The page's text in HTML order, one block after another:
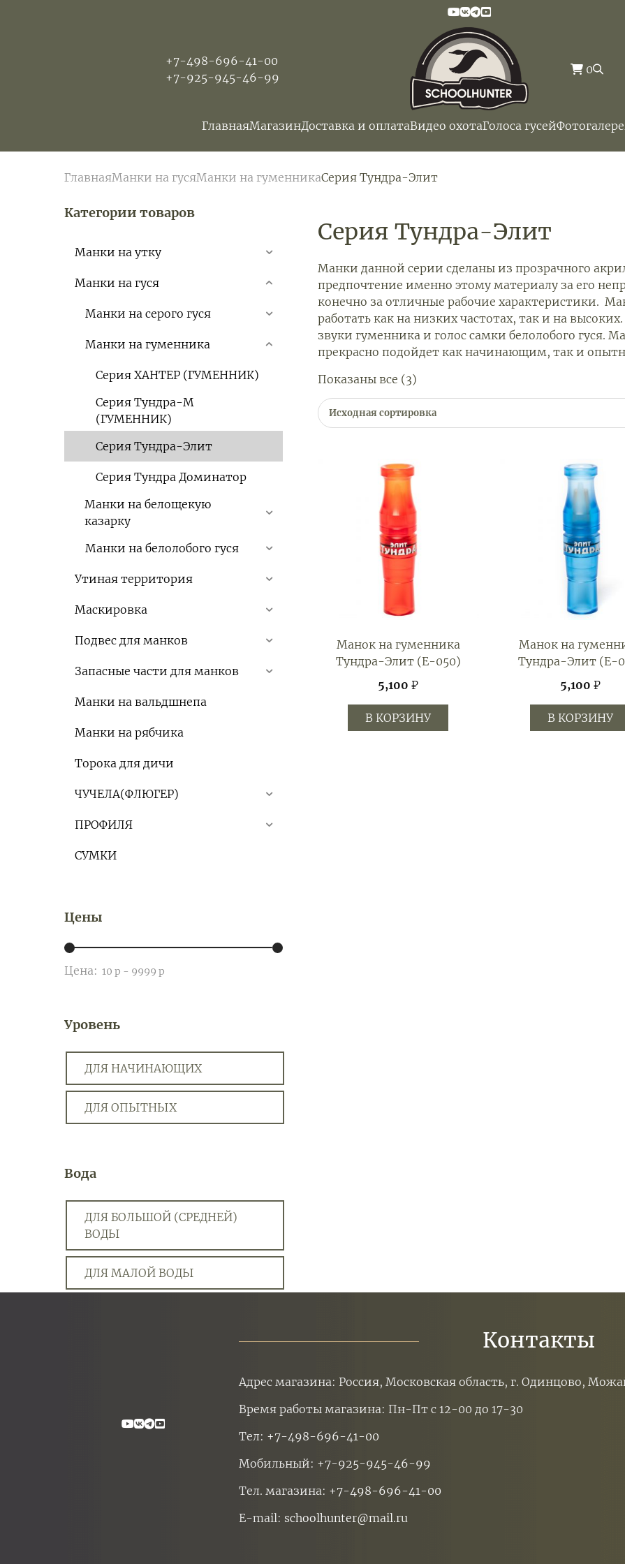
+7-498-696-41-00
+7-925-945-46-99
0
ГлавнаяМагазинДоставка и оплатаВидео охотаГолоса гусей
ГлавнаяМанки на гусяМанки на гуменникаСерия Тундра-Элит
Категории товаров
Манки на утку
Манки на гуся
Манки на серого гуся
Манки на гуменника
Серия ХАНТЕР (ГУМЕННИК)
Серия Тундра-М
(ГУМЕННИК)
Серия Тундра-Элит
Серия Тундра Доминатор
Манки на белощекую
казарку
Манки на белолобого гуся
Утиная территория
Маскировка
Подвес для манков
Запасные части для манков
Манки на вальдшнепа
Манки на рябчика
Торока для дичи
ЧУЧЕЛА(ФЛЮГЕР)
ПРОФИЛЯ
СУМКИ
Цены
Цена:
Уровень
ДЛЯ НАЧИНАЮЩИХ
ДЛЯ ОПЫТНЫХ
Вода
ДЛЯ БОЛЬШОЙ (СРЕДНЕЙ)
ВОДЫ
ДЛЯ МАЛОЙ ВОДЫ
Серия Тундра-Элит
Манки данной серии сделаны из прозрачного
предпочтение именно этому материалу за его
конечно за отличные рабочие характеристики.
работать как на низких частотах, так и на
звуки гуменника и голос самки белолобого гуся.
прекрасно подойдет как начинающим, так и
Показаны все (3)
Исходная сортировка
Манок на гуменника
Тундра-Элит (E-050)
5,100₽
В КОРЗИНУ
Манок на
Тундра-Элит (E-
5,100₽
В КОРЗИНУ
Контакты
Адрес магазина: Россия, Московская область, г. Одинцово,
Время работы магазина: Пн-Пт с 12-00 до 17-30
Тел: +7-498-696-41-00
Мобильный: +7-925-945-46-99
Тел. магазина: +7-498-696-41-00
E-mail: schoolhunter@mail.ru